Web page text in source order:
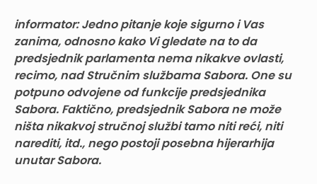
informator: Jedno pitanje koje sigurno i Vas
zanima, odnosno kako Vi gledate na to da
predsjednik parlamenta nema nikakve ovlasti,
recimo, nad Stručnim službama Sabora. One su
potpuno odvojene od funkcije predsjednika
Sabora. Faktično, predsjednik Sabora ne može
ništa nikakvoj stručnoj službi tamo niti reći, niti
narediti, itd., nego postoji posebna hijerarhija
unutar Sabora.